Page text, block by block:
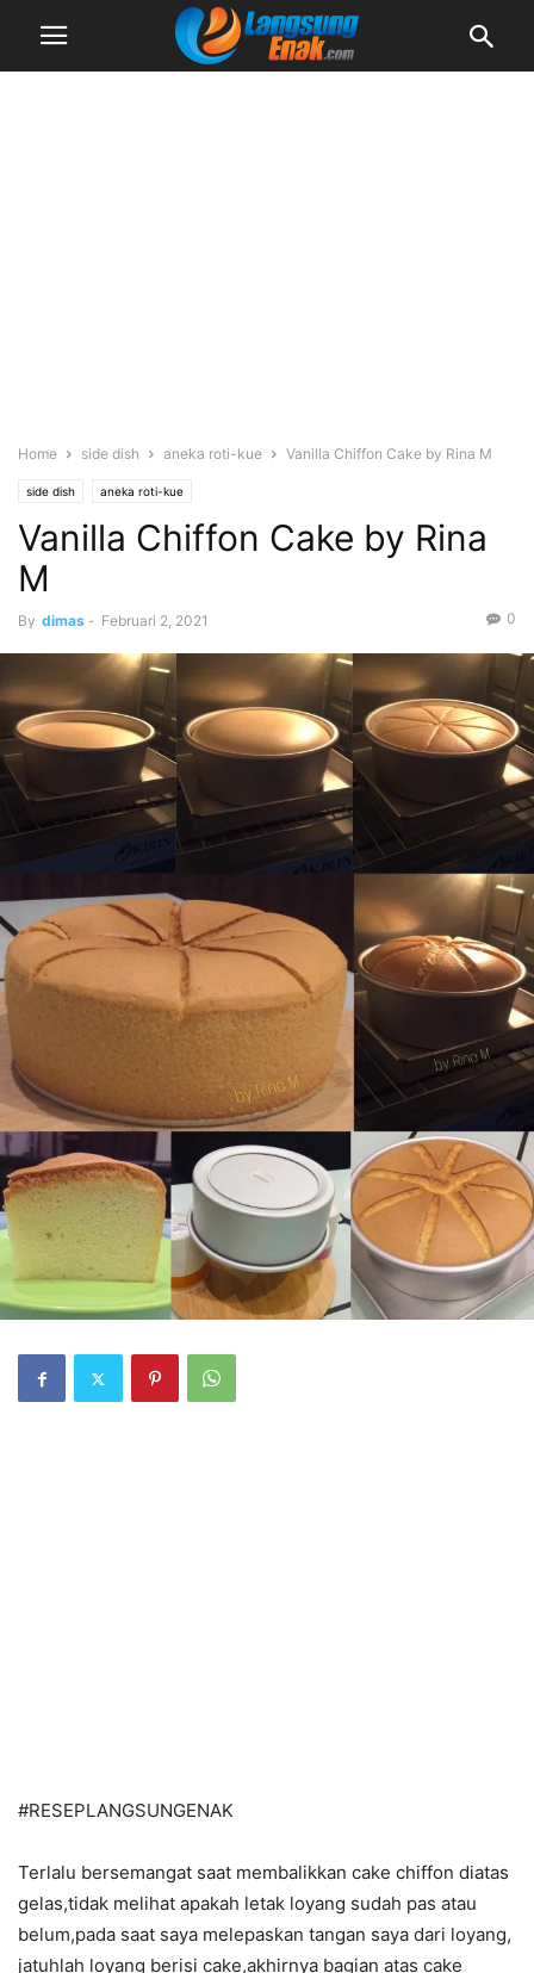
Home side dish aneka roti-kue Vanilla Chiffon Cake by Rina M
side dish aneka roti-kue
Vanilla Chiffon Cake by Rina
M
By dimas - Februari 2, 2021 0
#RESEPLANGSUNGENAK
Terlalu bersemangat saat membalikkan cake chiffon diatas
gelas,tidak melihat apakah letak loyang sudah pas atau
belum,pada saat saya melepaskan tangan saya dari loyang,
jatuhlah loyang berisi cake,akhirnya bagian atas cake